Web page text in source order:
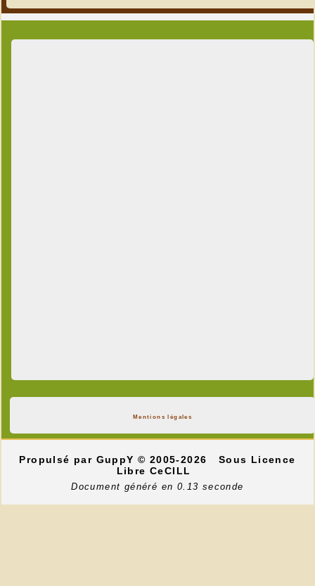
Mentions légales
Propulsé par GuppY© 2005-2026
Sous Licence
Libre CeCILL
Document généré en 0.13 seconde